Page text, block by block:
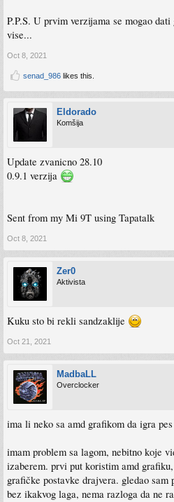
P.P.S. U prvim verzijama se mogao
vise...
Oct 8, 2021
senad_986 likes this.
Eldorado
Komšija
Update zvanicno 28.10
0.9.1 verzija
Sent from my Mi 9T using Tapatalk
Oct 8, 2021
Zer0
Aktivista
Kuku sto bi rekli sandzaklije
Oct 21, 2021
MadbaLL
Overclocker
ima li neko sa amd grafikom da igra pes
imam problem sa lagom, nebitno koje
izaberem. prvi put koristim amd
grafičke postavke drajvera. gledao sam
bez ikakvog laga, nema razloga da ne